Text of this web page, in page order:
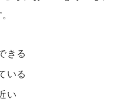
きる
いる
い